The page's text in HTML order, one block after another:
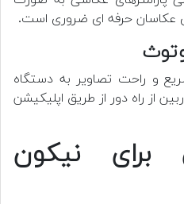
عکاسان حرفه ای ضروری است.
و راحت تصاویر به دستگاه
از راه دور از طریق اپلیکیشن
برای نیکون